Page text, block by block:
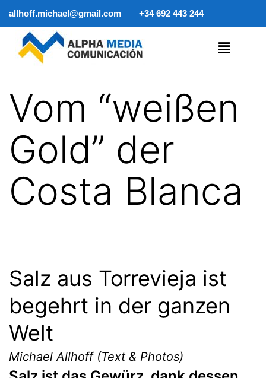
allhoff.michael@gmail.com +34 692 443 244
Vom “weißen
Gold” der
Costa Blanca
Salz aus Torrevieja ist
begehrt in der ganzen
Welt
Michael Allhoff (Text & Photos)